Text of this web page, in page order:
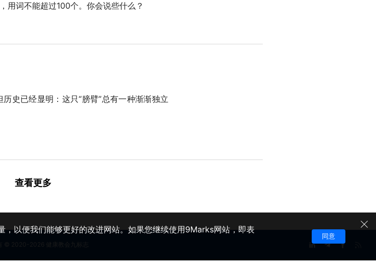
用词不能超过100个。你会说些什么？
史已经显明：这只“膀臂”总有一种渐渐独立
查看更多
© 2020-2026 健康教会九标志
以便我们能够更好的改进网站。如果您继续使用9Marks网站，即表
同意